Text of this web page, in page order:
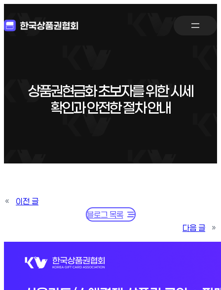
상품권현금화 초보자를 위한 시세
확인과 안전한 절차 안내
«
이전 글
블로그 목록
다음 글
»